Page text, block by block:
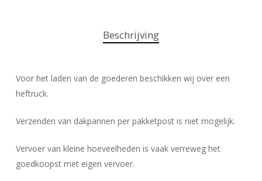
Beschrijving
Voor het laden van de goederen beschikken wij over een
heftruck.
Verzenden van dakpannen per pakketpost is niet mogelijk.
Vervoer van kleine hoeveelheden is vaak verreweg het
goedkoopst met eigen vervoer.